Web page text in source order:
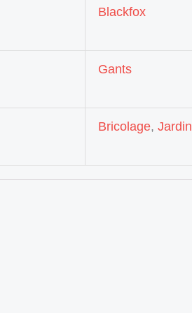
Blackfox
Gants
Bricolage, Jardin